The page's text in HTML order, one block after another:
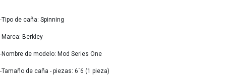
-Tipo de caña: Spinning
-Marca: Berkley
-Nombre de modelo: Mod Series One
-Tamaño de caña - piezas: 6´6 (1 pieza)